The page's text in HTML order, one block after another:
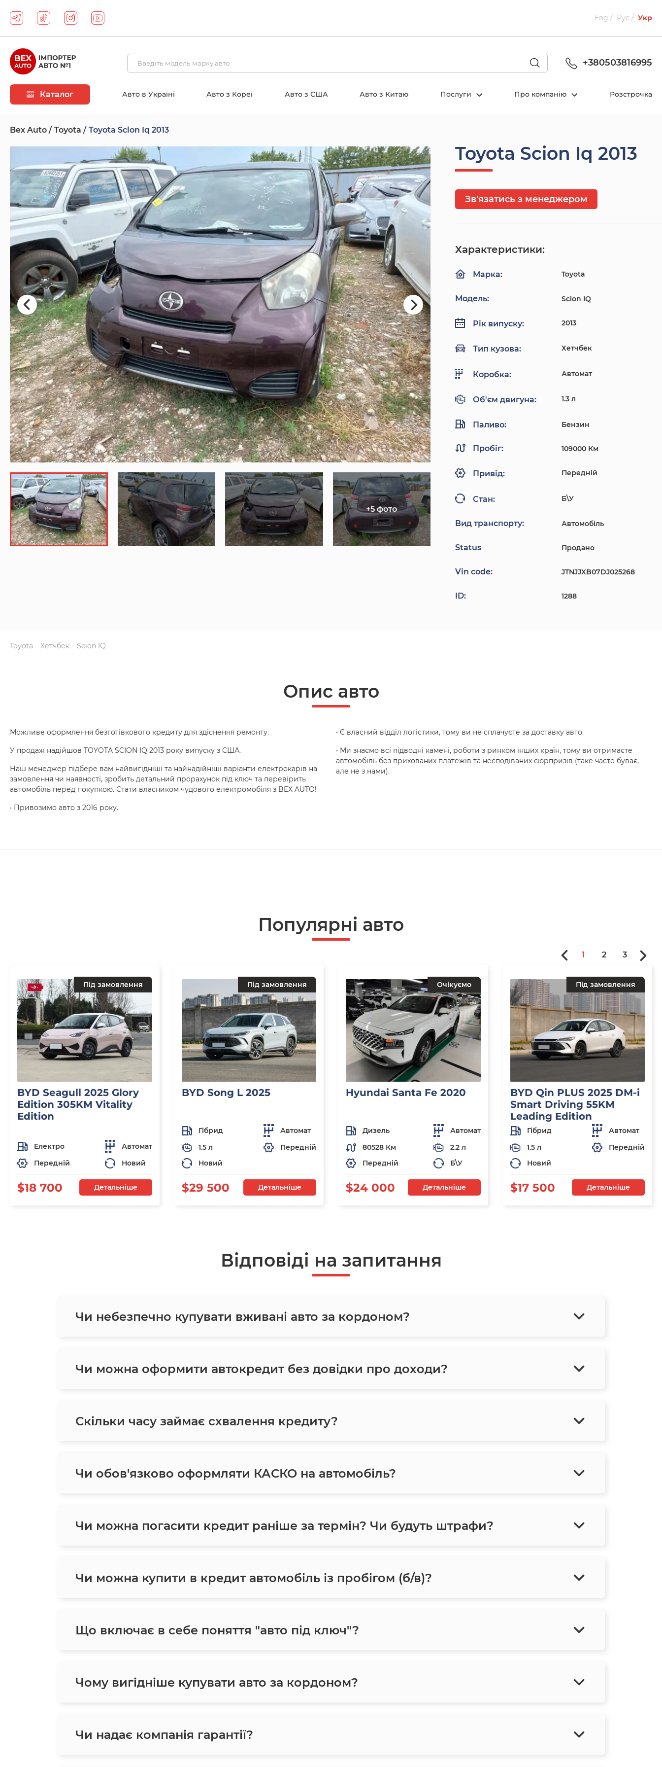
Eng Рус Укр
+380503816995
Каталог Авто в Україні Авто з Кореї Авто з США Авто з Китаю Послуги Про компанію Розстрочка
Bex Auto Toyota Toyota Scion Iq 2013
Toyota Scion Iq 2013
+5 фото
Зв'язатись з менеджером
Характеристики:
Марка: Toyota
Модель: Scion IQ
Рік випуску: 2013
Тип кузова: Хетчбек
Коробка: Автомат
Об'єм двигуна: 1.3 л
Паливо: Бензин
Пробіг: 109000 Км
Привід: Передній
Стан: Б\У
Вид транспорту: Автомобіль
Status Продано
Vin code: JTNJJXB07DJ025268
ID: 1288
Toyota Хетчбек Scion IQ
Опис авто
Можливе оформлення безготівкового кредиту для здіснення ремонту.
У продаж надійшов TOYOTA SCION IQ 2013 року випуску з США.
Наш менеджер підбере вам найвигідніші та найнадійніші варіанти електрокарів на
замовлення чи наявності, зробить детальний прорахунок під ключ та перевірить
автомобіль перед покупкою. Стати власником чудового електромобіля з BEX AUTO!
• Привозимо авто з 2016 року.
• Є власний відділ логістики, тому ви не сплачуєте за доставку авто.
• Ми знаємо всі підводні камені, роботи з ринком інших країн, тому ви отримаєте
автомобіль без прихованих платежів та несподіваних сюрпризів (таке часто буває,
але не з нами).
Популярнi авто
Під замовлення
BYD Seagull 2025 Glory
Edition 305KM Vitality
Edition
Електро
Автомат
Передній
Новий
$18 700 Детальніше
Під замовлення
BYD Song L 2025
Гібрид
Автомат
1.5 л
Передній
Новий
$29 500 Детальніше
Очікуємо
Hyundai Santa Fe 2020
Дизель
Автомат
80528 Км
2.2 л
Передній
Б\У
$24 000 Детальніше
Під замовлення
BYD Qin PLUS 2025 DM-i
Smart Driving 55KM
Leading Edition
Гібрид
Автомат
1.5 л
Передній
Новий
$17 500 Детальніше
1 2 3
Відповіді на запитання
Чи небезпечно купувати вживані авто за кордоном?
Чи можна оформити автокредит без довідки про доходи?
Скільки часу займає схвалення кредиту?
Чи обов'язково оформляти КАСКО на автомобіль?
Чи можна погасити кредит раніше за термін? Чи будуть штрафи?
Чи можна купити в кредит автомобіль із пробігом (б/в)?
Що включає в себе поняття "авто під ключ"?
Чому вигідніше купувати авто за кордоном?
Чи надає компанія гарантії?